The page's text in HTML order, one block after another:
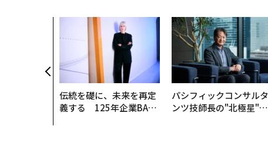
伝統を礎に、未来を再定
義する 125年企業BAT
パシフィックコンサルタ
ンツ技師長の"北極星"。